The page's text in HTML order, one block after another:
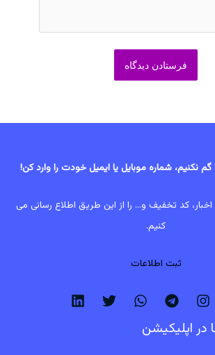
گم نکنیم، شماره موبایل یا ایمیل خودت را وارد کن!
کد تخفیف و... را از این طریق اطلاع رسانی می
کنیم.
ثبت اطلاعات
اپلیکیشن